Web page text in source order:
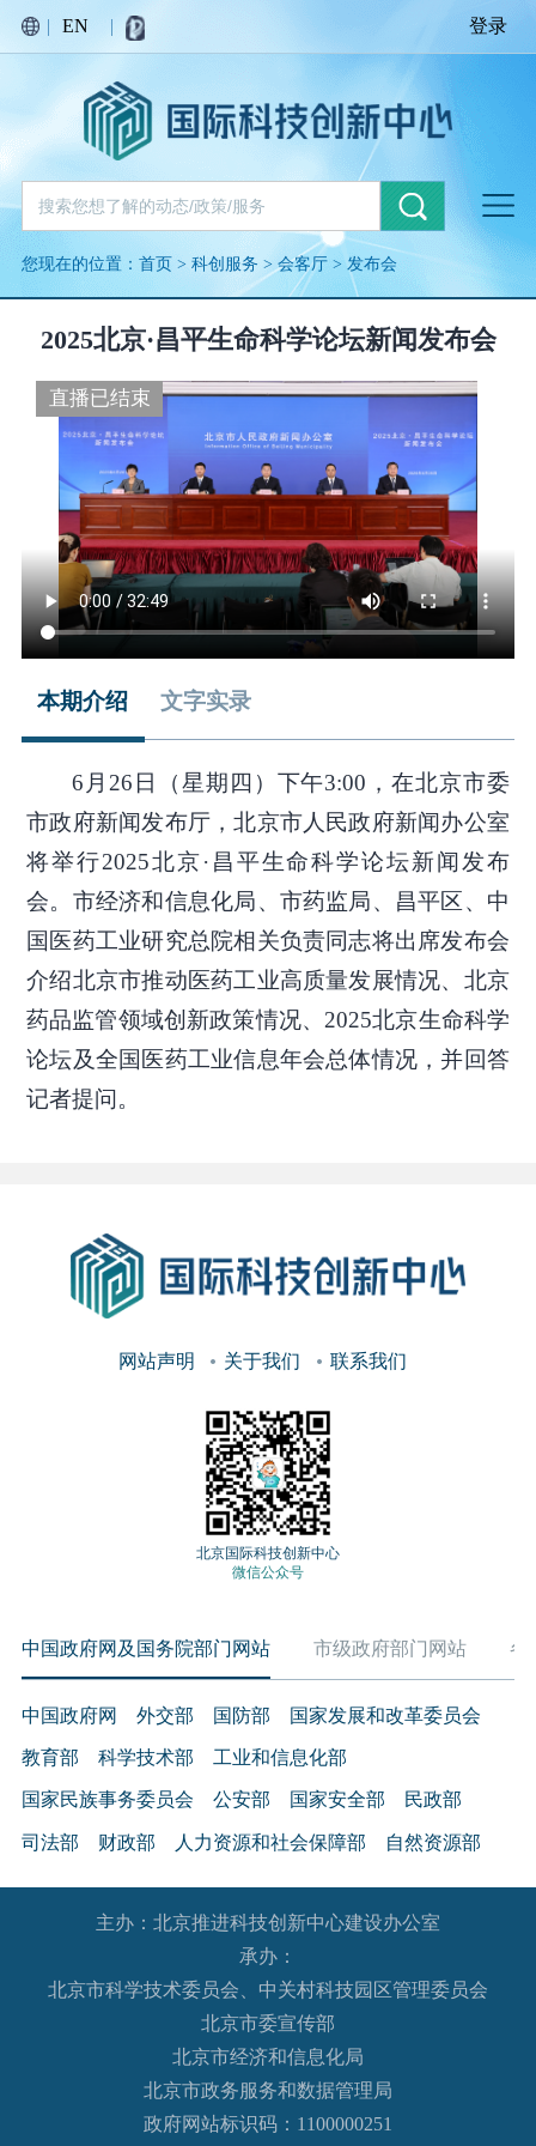
| EN | 登录
繁荣红
丰收金
生命绿
您现在的位置： 首页> 科创服务 > 会客厅> 发布会
2025北京·昌平生命科学论坛新闻发布会
直播已结束
本期介绍 文字实录
6月26日（星期四）下午3:00，在北京市委
市政府新闻发布厅，北京市人民政府新闻办公室
将举行2025北京·昌平生命科学论坛新闻发布
会。市经济和信息化局、市药监局、昌平区、中
国医药工业研究总院相关负责同志将出席发布会
介绍北京市推动医药工业高质量发展情况、北京
药品监管领域创新政策情况、2025北京生命科学
论坛及全国医药工业信息年会总体情况，并回答
记者提问。
网站声明 关于我们 联系我们
北京国际科技创新中心
微信公众号
中国政府网及国务院部门网站 市级政府部门网站 各
中国政府网 外交部 国防部 国家发展和改革委员会
教育部 科学技术部 工业和信息化部
国家民族事务委员会 公安部 国家安全部 民政部
司法部 财政部 人力资源和社会保障部 自然资源部
生态环境部 住房和城乡建设部 交通运输部 水利部
农业农村部 商务部 文化和旅游部
退役军人事务部
国家语言文字工作委员会
国家航天局 国家原子能机构
国家核安全局
国务院国有资产监督管理委员会
主办：北京推进科技创新中心建设办公室
承办：
北京市科学技术委员会、中关村科技园区管理委员会
北京市委宣传部
北京市经济和信息化局
北京市政务服务和数据管理局
政府网站标识码：1100000251